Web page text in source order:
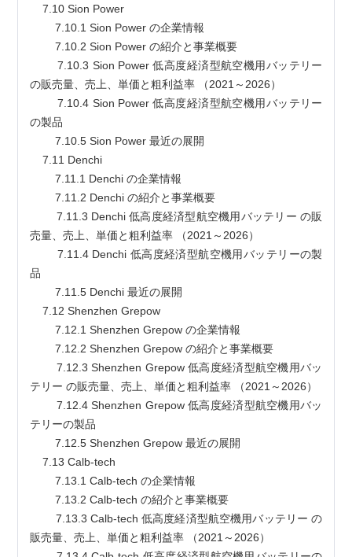
    7.10 Sion Power
        7.10.1 Sion Power の企業情報
        7.10.2 Sion Power の紹介と事業概要
        7.10.3 Sion Power 低高度経済型航空機用バッテリー
の販売量、売上、単価と粗利益率 （2021～2026）
        7.10.4 Sion Power 低高度経済型航空機用バッテリー
の製品
        7.10.5 Sion Power 最近の展開
    7.11 Denchi
        7.11.1 Denchi の企業情報
        7.11.2 Denchi の紹介と事業概要
売量、売上、単価と粗利益率 （2021～2026）
品
        7.11.5 Denchi 最近の展開
    7.12 Shenzhen Grepow
        7.12.1 Shenzhen Grepow の企業情報
        7.12.2 Shenzhen Grepow の紹介と事業概要
        7.12.3 Shenzhen Grepow 低高度経済型航空機用バッ
テリー の販売量、売上、単価と粗利益率 （2021～2026）
        7.12.4 Shenzhen Grepow 低高度経済型航空機用バッ
テリーの製品
        7.12.5 Shenzhen Grepow 最近の展開
    7.13 Calb-tech
        7.13.1 Calb-tech の企業情報
        7.13.2 Calb-tech の紹介と事業概要
販売量、売上、単価と粗利益率 （2021～2026）